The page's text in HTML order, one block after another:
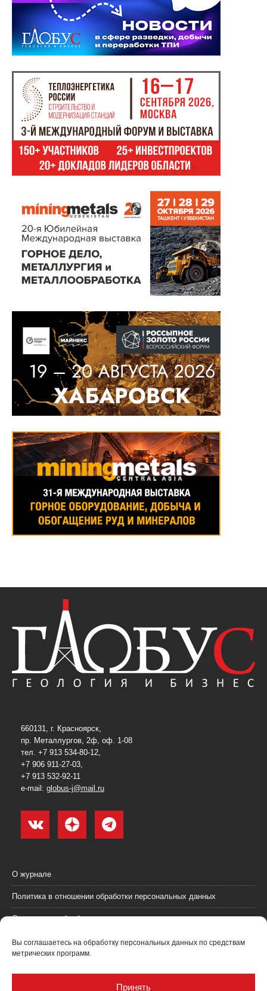
Вы соглашаетесь на обработку персональных данных по средствам
метрических программ.
Принять
660131, г. Красноярск,
пр. Металлургов, 2ф, оф. 1-08
тел. +7 913 534-80-12,
+7 906 911-27-03,
+7 913 532-92-11
e-mail: globus-j@mail.ru
О журнале
Политика в отношении обработки персональных данных
Согласие на обработку персональных данных
Пользовательское соглашение (оферта)